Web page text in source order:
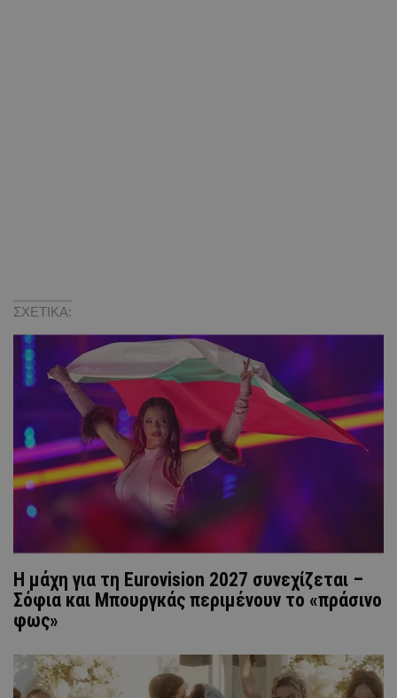
ΣΧΕΤΙΚΑ:
Η μάχη για τη Eurovision 2027 συνεχίζεται –
Σόφια και Μπουργκάς περιμένουν το «πράσινο
φως»